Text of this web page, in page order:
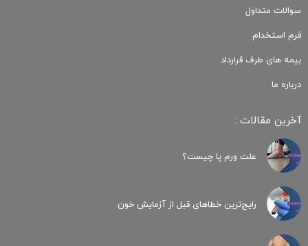
سوالات متداول
فرم استخدام
بیمه های طرف قرارداد
درباره ما
آخرین مقالات :
علت ورم پا چیست؟
رایج‌ترین خطاهای قبل از آزمایش خون